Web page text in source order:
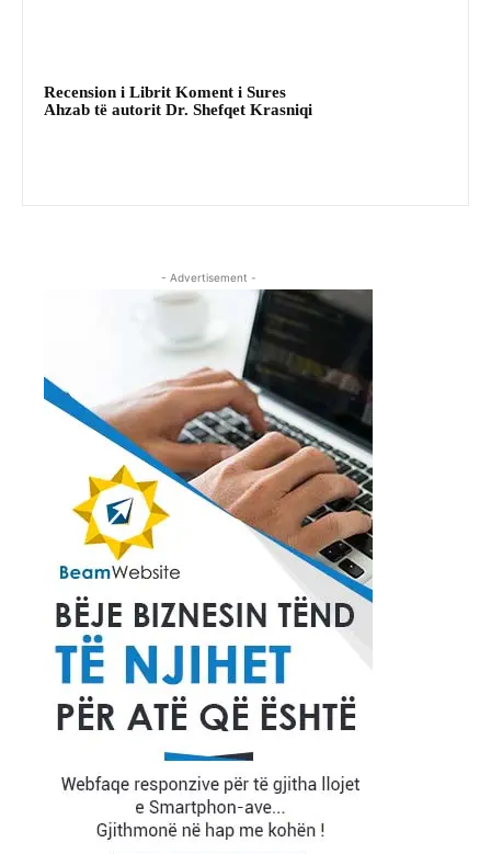
Recension i Librit Koment i Sures
Ahzab të autorit Dr. Shefqet Krasniqi
- Advertisement -